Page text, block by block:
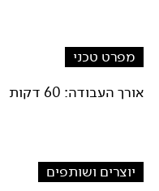
מפרט טכני
אורך העבודה: 60 דקות
יוצרים ושותפים